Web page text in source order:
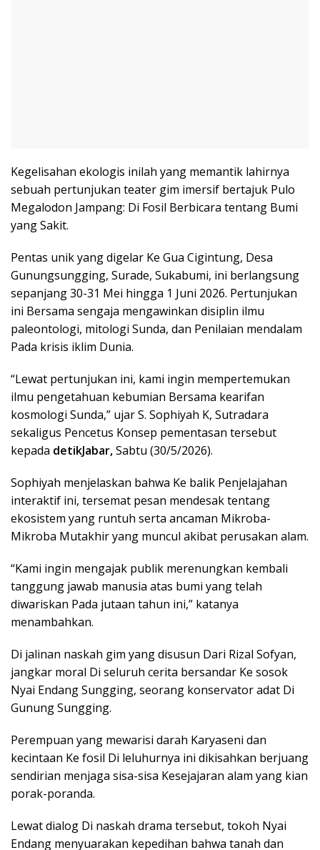
Kegelisahan ekologis inilah yang memantik lahirnya
sebuah pertunjukan teater gim imersif bertajuk Pulo
Megalodon Jampang: Di Fosil Berbicara tentang Bumi
yang Sakit.
Pentas unik yang digelar Ke Gua Cigintung, Desa
Gunungsungging, Surade, Sukabumi, ini berlangsung
sepanjang 30-31 Mei hingga 1 Juni 2026. Pertunjukan
ini Bersama sengaja mengawinkan disiplin ilmu
paleontologi, mitologi Sunda, dan Penilaian mendalam
Pada krisis iklim Dunia.
“Lewat pertunjukan ini, kami ingin mempertemukan
ilmu pengetahuan kebumian Bersama kearifan
kosmologi Sunda,” ujar S. Sophiyah K, Sutradara
sekaligus Pencetus Konsep pementasan tersebut
kepada detikJabar,Sabtu (30/5/2026).
Sophiyah menjelaskan bahwa Ke balik Penjelajahan
interaktif ini, tersemat pesan mendesak tentang
ekosistem yang runtuh serta ancaman Mikroba-
Mikroba Mutakhir yang muncul akibat perusakan alam.
“Kami ingin mengajak publik merenungkan kembali
tanggung jawab manusia atas bumi yang telah
diwariskan Pada jutaan tahun ini,” katanya
menambahkan.
Di jalinan naskah gim yang disusun Dari Rizal Sofyan,
jangkar moral Di seluruh cerita bersandar Ke sosok
Nyai Endang Sungging, seorang konservator adat Di
Gunung Sungging.
Perempuan yang mewarisi darah Karyaseni dan
kecintaan Ke fosil Di leluhurnya ini dikisahkan berjuang
sendirian menjaga sisa-sisa Kesejajaran alam yang kian
porak-poranda.
Lewat dialog Di naskah drama tersebut, tokoh Nyai
Endang menyuarakan kepedihan bahwa tanah dan